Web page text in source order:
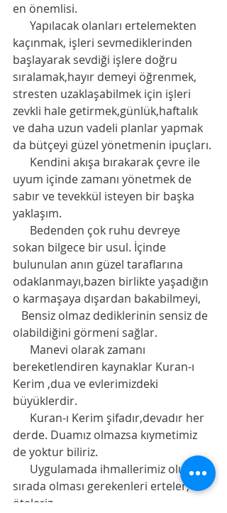
en önemlisi.
kaçınmak, işleri sevmediklerinden
başlayarak sevdiği işlere doğru
sıralamak,hayır demeyi öğrenmek,
stresten uzaklaşabilmek için işleri
zevkli hale getirmek,günlük,haftalık
ve daha uzun vadeli planlar yapmak
da bütçeyi güzel yönetmenin ipuçları.
uyum içinde zamanı yönetmek de
sabır ve tevekkül isteyen bir başka
yaklaşım.
sokan bilgece bir usul. İçinde
bulunulan anın güzel taraflarına
odaklanmayı,bazen birlikte yaşadığın
o karmaşaya dışardan bakabilmeyi,
   Bensiz olmaz dediklerinin sensiz de
olabildiğini görmeni sağlar.
bereketlendiren kaynaklar Kuran-ı
Kerim ,dua ve evlerimizdeki
büyüklerdir.
derde. Duamız olmazsa kıymetimiz
de yoktur biliriz.
sırada olması gerekenleri erteler,
öteleriz.